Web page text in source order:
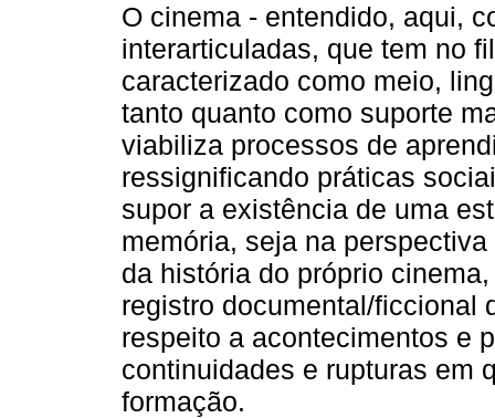
O cinema - entendido, aqui,
interarticuladas, que tem no
caracterizado como meio,
tanto quanto como suporte
viabiliza processos de
ressignificando práticas
supor a existência de uma
memória, seja na
da história do próprio
registro documental/ficcional
respeito a acontecimentos e
continuidades e rupturas em
formação.